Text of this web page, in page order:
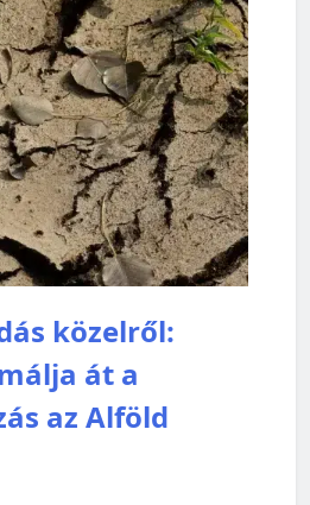
közelről:
át a
az Alföld